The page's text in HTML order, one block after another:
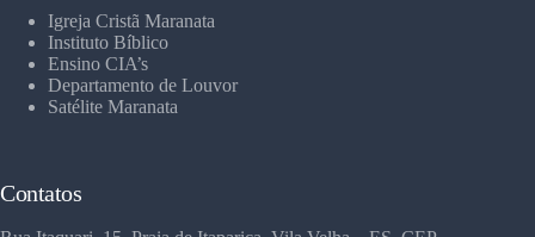
Igreja Cristã Maranata
Instituto Bíblico
Ensino CIA’s
Departamento de Louvor
Satélite Maranata
Contatos